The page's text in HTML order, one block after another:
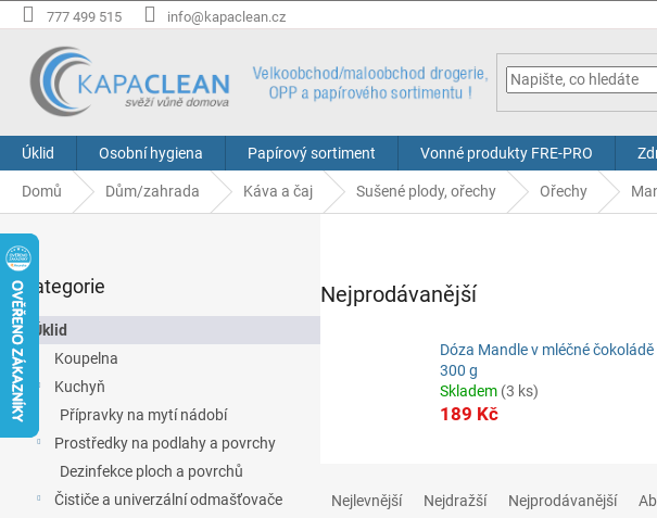
Přejít
na
777 499 515 info@kapaclean.cz
Úklid Osobní hygiena Papírový sortiment Vonné produkty FRE-PRO
Domů Dům/zahrada Káva a čaj Sušené plody, ořechy Ořechy
o
s
p
Přeskočit
kategorie
Kategorie
Úklid
Koupelna
Kuchyň
Přípravky na mytí nádobí
Prostředky na podlahy a povrchy
Dezinfekce ploch a povrchů
Čističe a univerzální odmašťovače
Nejprodávanější
Dóza Mandle v mléčné čokoládě
300 g
Skladem (3 ks)
189 Kč
Nejlevnější Nejdražší Nejprodávanější